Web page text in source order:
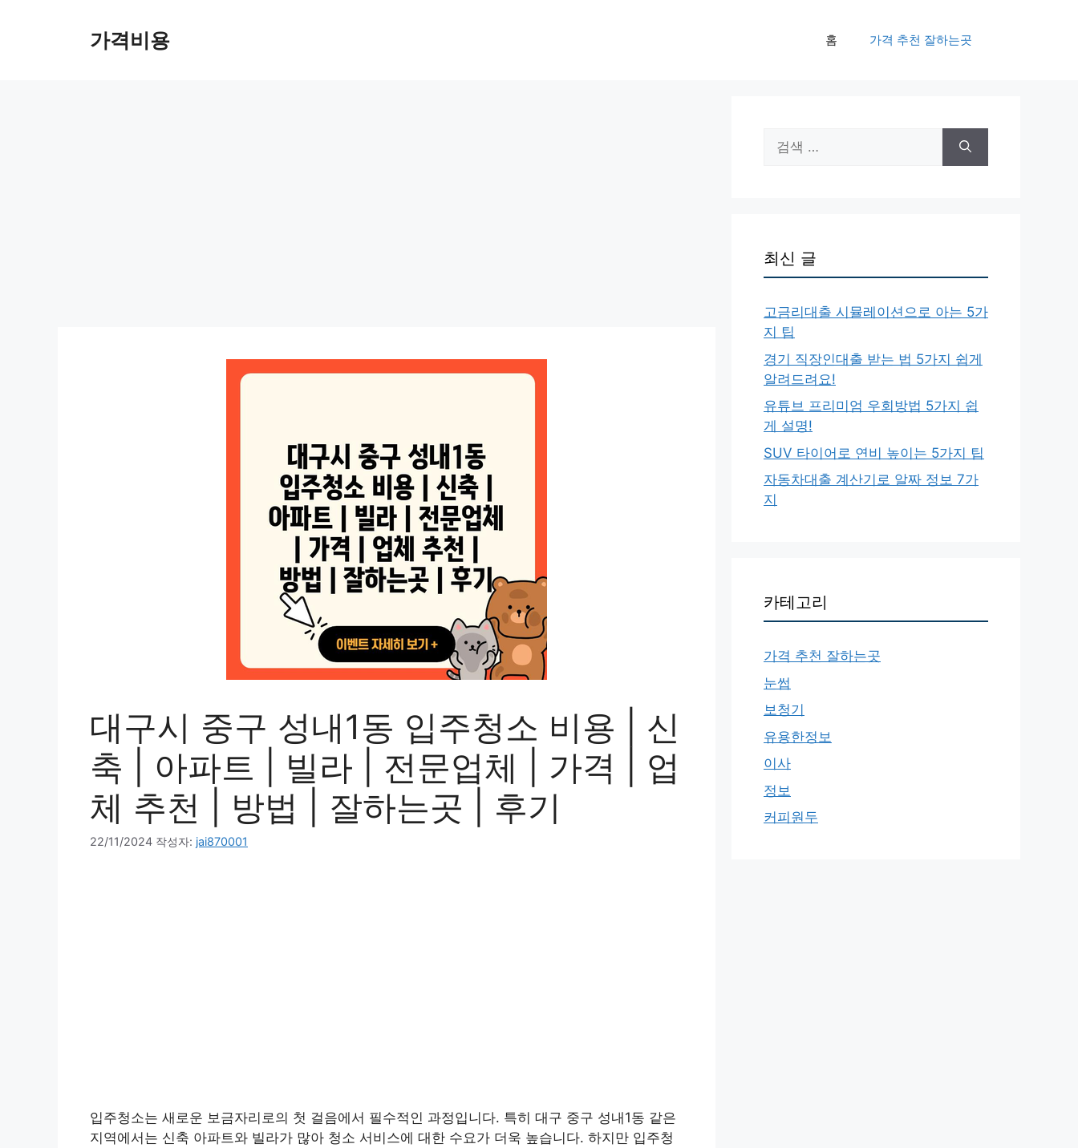
가격비용 홈 가격 추천 잘하는곳
대구시 중구 성내1동 입주청소 비용 | 신
축 | 아파트 | 빌라 | 전문업체 | 가격 | 업
체 추천 | 방법 | 잘하는곳 | 후기
22/11/2024 작성자: jai870001
입주청소는 새로운 보금자리로의 첫 걸음에서 필수적인 과정입니다. 특히 대구 중구 성내1동 같은
지역에서는 신축 아파트와 빌라가 많아 청소 서비스에 대한 수요가 더욱 높습니다. 하지만 입주청
색:
최신 글
고금리대출 시뮬레이션으로 아는 5가
지 팁
경기 직장인대출 받는 법 5가지 쉽게
알려드려요!
유튜브 프리미엄 우회방법 5가지 쉽
게 설명!
SUV 타이어로 연비 높이는 5가지 팁
자동차대출 계산기로 알짜 정보 7가
지
카테고리
가격 추천 잘하는곳
눈썹
보청기
유용한정보
이사
정보
커피원두